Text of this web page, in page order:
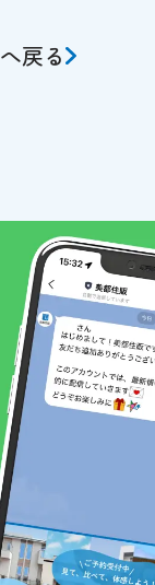
特段の定めがあ
ため利用する場
アクセスされて
ッキーを使用す
ューター内に
に使用しています
だく手間が省け
戻る